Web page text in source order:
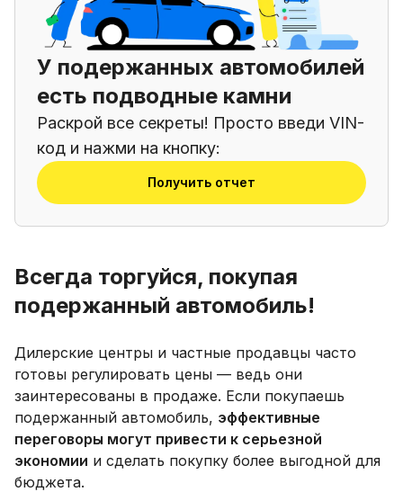
У подержанных автомобилей
есть подводные камни
Раскрой все секреты! Просто введи VIN-
код и нажми на кнопку:
Получить отчет
Всегда торгуйся, покупая
подержанный автомобиль!
Дилерские центры и частные продавцы часто
готовы регулировать цены — ведь они
заинтересованы в продаже. Если покупаешь
подержанный автомобиль, эффективные
переговоры могут привести к серьезной
экономии и сделать покупку более выгодной для
бюджета.